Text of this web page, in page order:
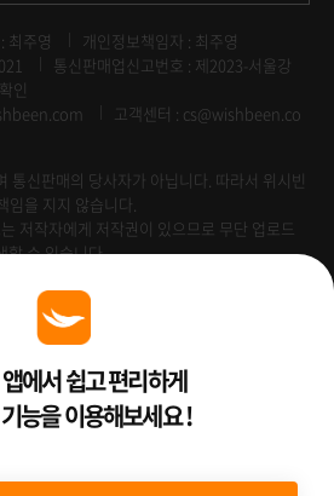
최주영
개인정보책임자 : 최주영
통신판매업신고번호 : 제2023-서울강
인
고객센터 : cs@wishbeen.co
통신판매의 당사자가 아닙니다. 따라서 위시빈
을 지지 않습니다.
저작자에게 저작권이 있으므로 무단 업로드
할 수 있습니다.
에서 쉽고 편리하게
능을 이용해보세요 !